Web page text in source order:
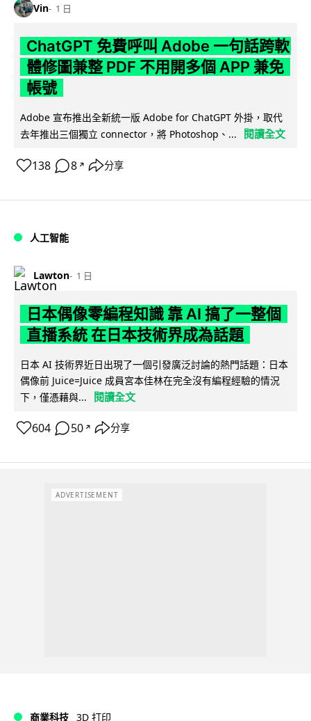
Vin 1 日
ChatGPT 免費呼叫 Adobe 一句話跨軟
體修圖兼整 PDF 不用開多個 APP 兼免
帳號
Adobe 宣布推出全新統一版 Adobe for ChatGPT 外掛，取代
去年推出三個獨立 connector，將 Photoshop、...
閱讀全文
138 8 ↗ 分享
人工智能
Lawton 1 日
日本偶像零編程知識 靠 AI 搞了一整個
直播系統 在日本技術界成為話題
日本 AI 技術界近日出現了一個引發廣泛討論的熱門話題：日本
偶像前 Juice=Juice 成員宮本佳林在完全沒有編程經驗的情況
下，僅憑藉與...
閱讀全文
604 50 ↗ 分享
ADVERTISEMENT
商業科技 3D 打印